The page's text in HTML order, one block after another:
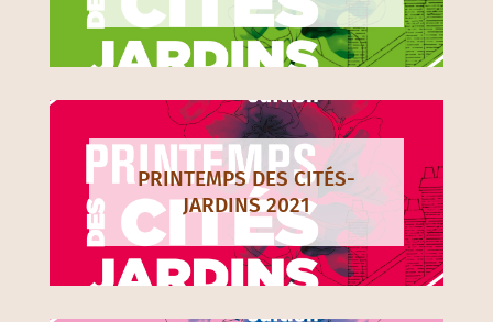
PRINTEMPS DES CITÉS-
JARDINS 2021